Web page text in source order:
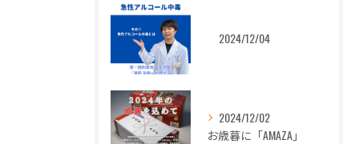
2024/12/04
2024/12/02
お歳暮に「AMAZA」